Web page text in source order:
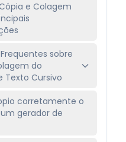
e Colagem
sobre
do
Texto Cursivo
corretamente o
gerador de